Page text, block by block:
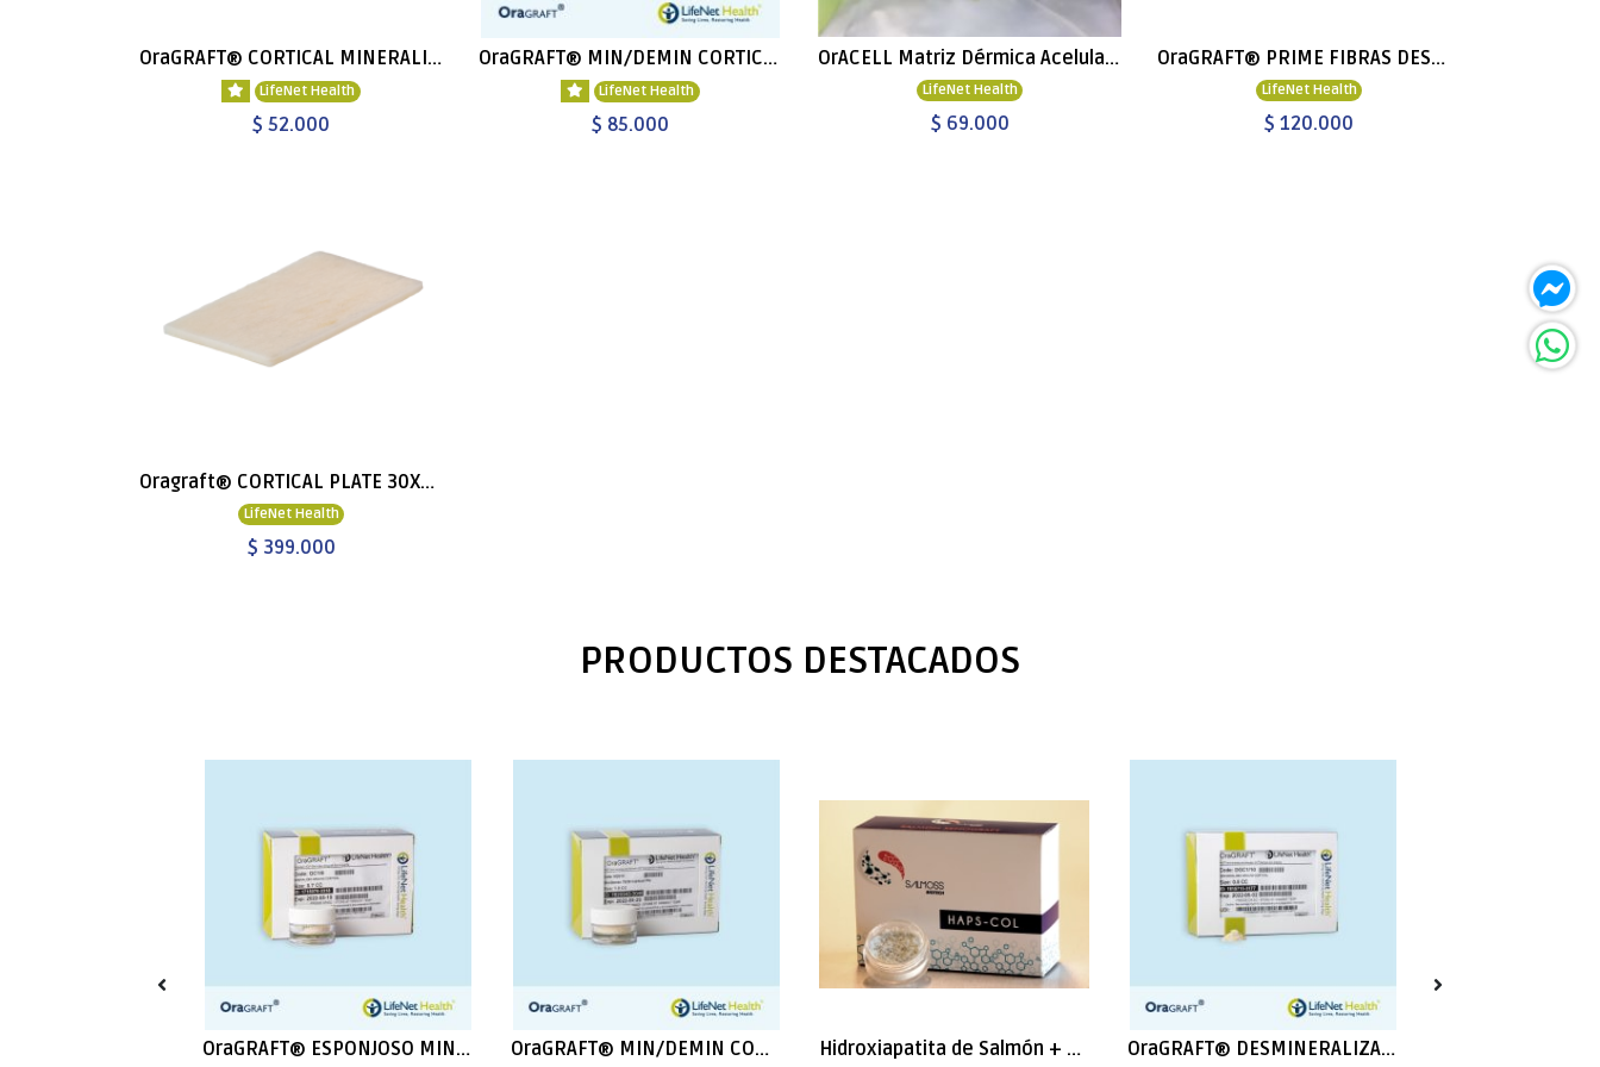
OraGRAFT® CORTICAL MINERALIZADO
LifeNet Health
$ 52.000
OraGRAFT® MIN/DEMIN CORTICAL 70/30
LifeNet Health
$ 85.000
OrACELL Matriz Dérmica Acelular 0.76 - 1.25MM
LifeNet Health
$ 69.000
OraGRAFT® PRIME FIBRAS DESMINERALIZADAS
LifeNet Health
$ 120.000
Oragraft® CORTICAL PLATE 30X15X1MM
LifeNet Health
$ 399.000
PRODUCTOS DESTACADOS
OraGRAFT® ESPONJOSO MINERALIZADO OraGRAFT® MIN/DEMIN CORTICAL 70/30
Hidroxiapatita de Salmón + Colágeno
OraGRAFT® DESMINERALIZADO CORTICAL